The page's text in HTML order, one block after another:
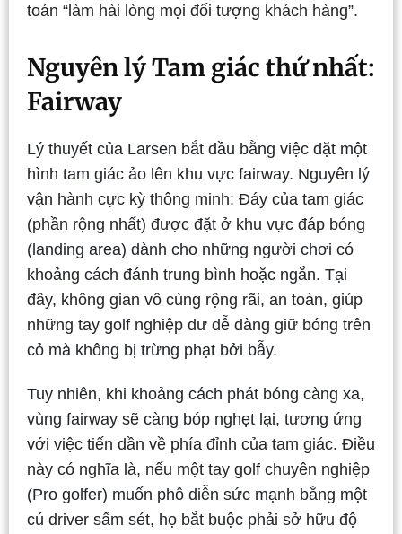
toán “làm hài lòng mọi đối tượng khách hàng”.
Nguyên lý Tam giác thứ nhất:
Fairway
Lý thuyết của Larsen bắt đầu bằng việc đặt một
hình tam giác ảo lên khu vực fairway. Nguyên lý
vận hành cực kỳ thông minh: Đáy của tam giác
(phần rộng nhất) được đặt ở khu vực đáp bóng
(landing area) dành cho những người chơi có
khoảng cách đánh trung bình hoặc ngắn. Tại
đây, không gian vô cùng rộng rãi, an toàn, giúp
những tay golf nghiệp dư dễ dàng giữ bóng trên
cỏ mà không bị trừng phạt bởi bẫy.
Tuy nhiên, khi khoảng cách phát bóng càng xa,
vùng fairway sẽ càng bóp nghẹt lại, tương ứng
với việc tiến dần về phía đỉnh của tam giác. Điều
này có nghĩa là, nếu một tay golf chuyên nghiệp
(Pro golfer) muốn phô diễn sức mạnh bằng một
cú driver sấm sét, họ bắt buộc phải sở hữu độ